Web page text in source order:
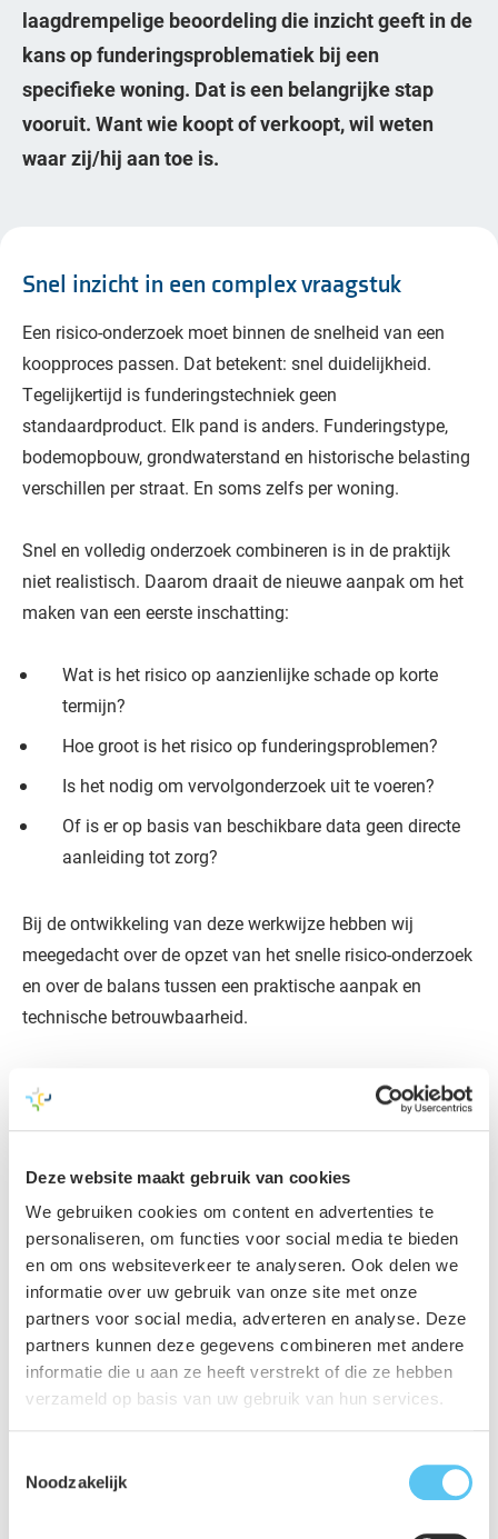
Deze website maakt gebruik van cookies
We gebruiken cookies om content en advertenties te
personaliseren, om functies voor social media te bieden
en om ons websiteverkeer te analyseren. Ook delen we
informatie over uw gebruik van onze site met onze
partners voor social media, adverteren en analyse. Deze
partners kunnen deze gegevens combineren met andere
informatie die u aan ze heeft verstrekt of die ze hebben
verzameld op basis van uw gebruik van hun services.
Noodzakelijk
laagdrempelige beoordeling die inzicht geeft in de
kans op funderingsproblematiek bij een
specifieke woning. Dat is een belangrijke stap
vooruit. Want wie koopt of verkoopt, wil weten
waar zij/hij aan toe is.
Snel inzicht in een complex vraagstuk
Een risico-onderzoek moet binnen de snelheid van een
koopproces passen. Dat betekent: snel duidelijkheid.
Tegelijkertijd is funderingstechniek geen
standaardproduct. Elk pand is anders. Funderingstype,
bodemopbouw, grondwaterstand en historische belasting
verschillen per straat. En soms zelfs per woning.
Snel en volledig onderzoek combineren is in de praktijk
niet realistisch. Daarom draait de nieuwe aanpak om het
maken van een eerste inschatting:
Wat is het risico op aanzienlijke schade op korte
termijn?
Hoe groot is het risico op funderingsproblemen?
Is het nodig om vervolgonderzoek uit te voeren?
Of is er op basis van beschikbare data geen directe
aanleiding tot zorg?
Bij de ontwikkeling van deze werkwijze hebben wij
meegedacht over de opzet van het snelle risico-onderzoek
en over de balans tussen een praktische aanpak en
technische betrouwbaarheid.
aandachtspunten zijn? Dan is
stap. Ook wanneer voor de lange termijn zekerheid nodig
is, bijvoorbeeld over de effecten van het droogstaan van
houten palen, is verdiepend funderingsonderzoek de
logische vervolgstap.
Meer funderingsdata, beter onderbouwd
beleid
De invoering van risico-onderzoek zorgt voor meer en
vooral relevant voor overheden en woningcorporaties.
Inzicht op pandniveau maakt sturing op gebiedsniveau